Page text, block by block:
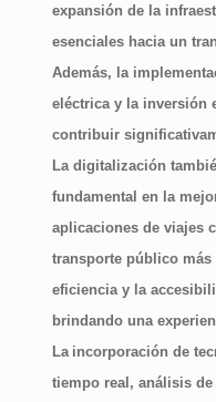
expansión de la
esenciales hacia un
Además, la
eléctrica y la inversión
contribuir
La digitalización
fundamental en la
aplicaciones de viajes
transporte público
eficiencia y la
brindando una
La incorporación de
tiempo real, análisis